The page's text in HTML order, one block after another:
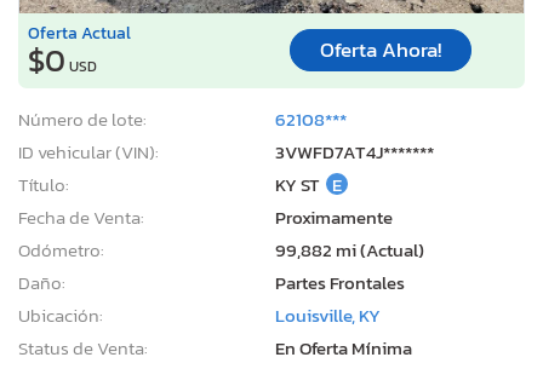
Oferta Actual
$0 USD
Oferta Ahora!
Número de lote:
62108***
ID vehicular (VIN):
3VWFD7AT4J*******
Título:
KY ST E
Fecha de Venta:
Proximamente
Odómetro:
99,882 mi (Actual)
Daño:
Partes Frontales
Ubicación:
Louisville, KY
Status de Venta:
En Oferta Mínima